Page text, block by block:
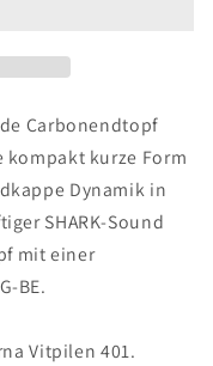
Carbonendtopf
kompakt kurze Form
Dynamik in
SHARK-Sound
mit einer
BE.
Vitpilen 401.